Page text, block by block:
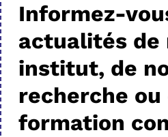
Informez-
actualités de
institut, de
recherche
formation